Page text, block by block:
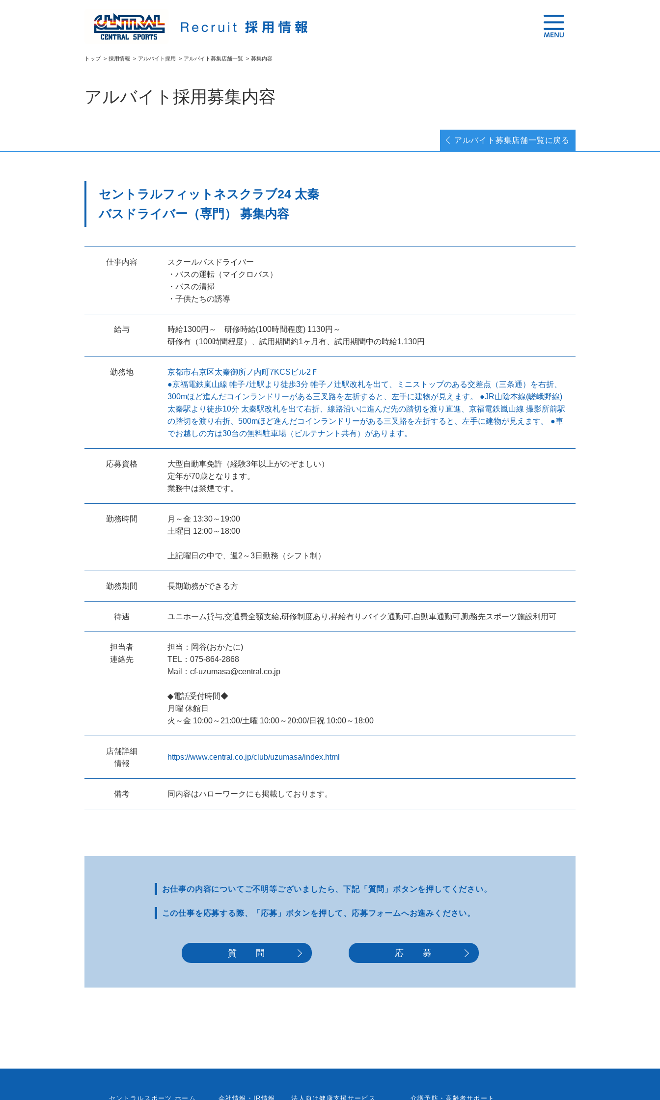
トップ> 採用情報 > アルバイト採用 > アルバイト募集店舗一覧 > 募集内容
アルバイト採用募集内容
アルバイト募集店舗一覧に戻る
セントラルフィットネスクラブ24 太秦
バスドライバー（専門） 募集内容
仕事内容
スクールバスドライバー
・バスの運転（マイクロバス）
・バスの清掃
・子供たちの誘導
給与
時給1300円～ 研修時給(100時間程度) 1130円～
研修有（100時間程度）、試用期間約1ヶ月有、試用期間中の時給1,130円
勤務地
京都市右京区太秦御所ノ内町7KCSビル2Ｆ
●京福電鉄嵐山線 帷子ﾉ辻駅より徒歩3分 帷子ノ辻駅改札を出て、ミニストップのある交差点（三条通）を右折、
300mほど進んだコインランドリーがある三叉路を左折すると、左手に建物が見えます。 ●JR山陰本線(嵯峨野線)
太秦駅より徒歩10分 太秦駅改札を出て右折、線路沿いに進んだ先の踏切を渡り直進、京福電鉄嵐山線 撮影所前駅
の踏切を渡り右折、500mほど進んだコインランドリーがある三叉路を左折すると、左手に建物が見えます。 ●車
でお越しの方は30台の無料駐車場（ビルテナント共有）があります。
応募資格
大型自動車免許（経験3年以上がのぞましい）
定年が70歳となります。
業務中は禁煙です。
勤務時間
月～金 13:30～19:00
土曜日 12:00～18:00
上記曜日の中で、週2～3日勤務（シフト制）
勤務期間 長期勤務ができる方
待遇 ユニホーム貸与,交通費全額支給,研修制度あり,昇給有り,バイク通勤可,自動車通勤可,勤務先スポーツ施設利用可
担当者
連絡先
担当：岡谷(おかたに)
TEL：075-864-2868
Mail：cf-uzumasa@central.co.jp
◆電話受付時間◆
月曜 休館日
火～金 10:00～21:00/土曜 10:00～20:00/日祝 10:00～18:00
店舗詳細
情報
https://www.central.co.jp/club/uzumasa/index.html
備考 同内容はハローワークにも掲載しております。
お仕事の内容についてご不明等ございましたら、下記「質問」ボタンを押してください。
この仕事を応募する際、 「応募」ボタンを押して、 応募フォームへお進みください。
質 問 応 募
セントラルスポーツ ホーム 会社情報・IR情報 法人向け健康支援サービス 介護予防・高齢者サポート